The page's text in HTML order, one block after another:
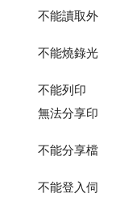
不能讀取外
不能燒錄光
不能列印
無法分享印
不能分享檔
不能登入伺